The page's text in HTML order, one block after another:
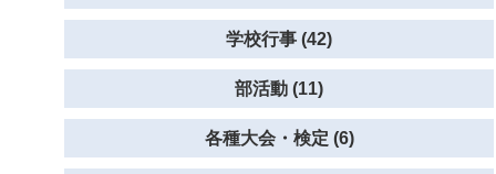
学校行事 (42)
部活動 (11)
各種大会・検定 (6)